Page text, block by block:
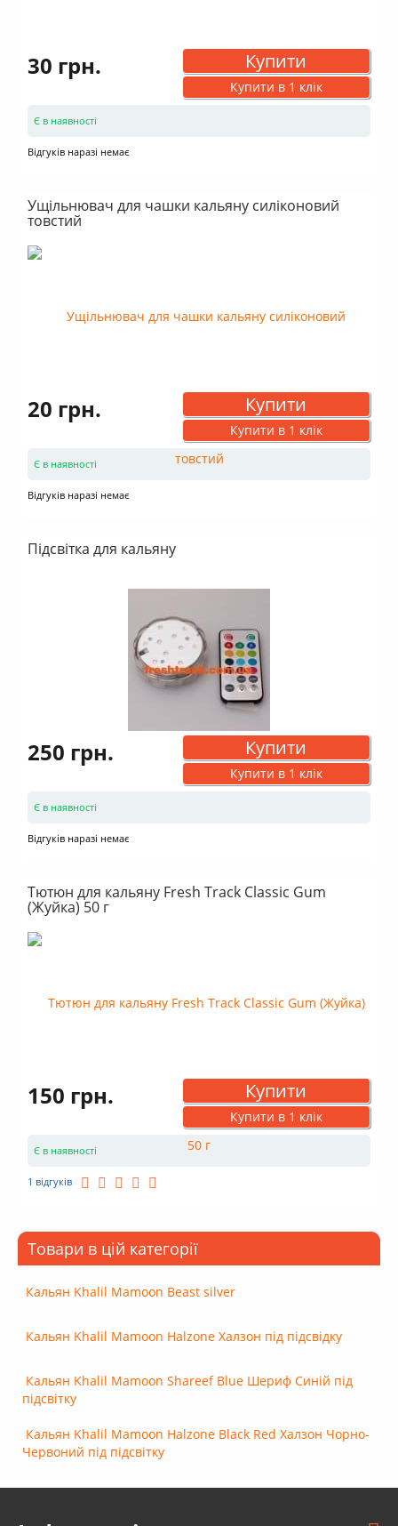
30 грн. Купити
Купити в 1 клік
Є в наявності
Відгуків наразі немає
Ущільнювач для чашки кальяну силіконовий
товстий
20 грн. Купити
Купити в 1 клік
Є в наявності
Відгуків наразі немає
Підсвітка для кальяну
250 грн. Купити
Купити в 1 клік
Є в наявності
Відгуків наразі немає
Тютюн для кальяну Fresh Track Classic Gum
(Жуйка) 50 г
150 грн. Купити
Купити в 1 клік
Є в наявності
1 відгуків
Товари в цій категорії
Кальян Khalil Mamoon Beast silver
Кальян Khalil Mamoon Halzone Халзон під підсвідку
Кальян Khalil Mamoon Shareef Blue Шериф Синій під
підсвітку
Кальян Khalil Mamoon Halzone Black Red Халзон Чорно-
Червоний під підсвітку